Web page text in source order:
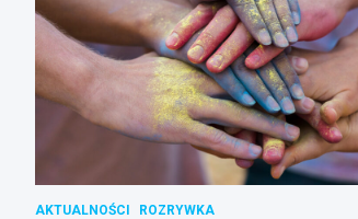
AKTUALNOŚCI ROZRYWKA